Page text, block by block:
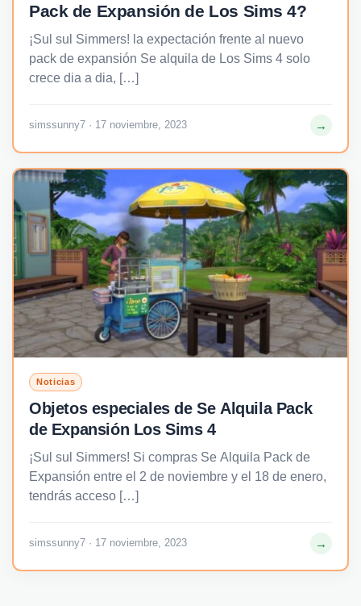
Pack de Expansión de Los Sims 4?
¡Sul sul Simmers! la expectación frente al nuevo
pack de expansión Se alquila de Los Sims 4 solo
crece dia a dia, […]
simssunny7 · 17 noviembre, 2023 →
Noticias
Objetos especiales de Se Alquila Pack
de Expansión Los Sims 4
¡Sul sul Simmers! Si compras Se Alquila Pack de
Expansión entre el 2 de noviembre y el 18 de enero,
tendrás acceso […]
simssunny7 · 17 noviembre, 2023 →